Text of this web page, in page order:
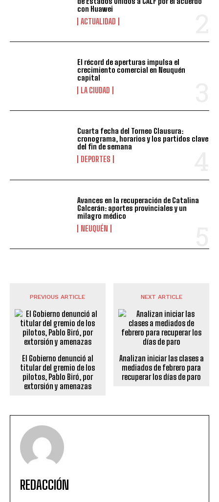
con Huawei
ACTUALIDAD
El récord de aperturas impulsa el
crecimiento comercial en Neuquén
capital
LA CIUDAD
Cuarta fecha del Torneo Clausura:
cronograma, horarios y los partidos clave
del fin de semana
DEPORTES
Avances en la recuperación de Catalina
Galcerán: aportes provinciales y un
milagro médico
NEUQUÉN
PREVIOUS ARTICLE
El Gobierno denunció al
titular del gremio de los
pilotos, Pablo Biró, por
extorsión y amenazas
NEXT ARTICLE
Analizan iniciar las clases a
mediados de febrero para
recuperar los días de paro
REDACCIÓN